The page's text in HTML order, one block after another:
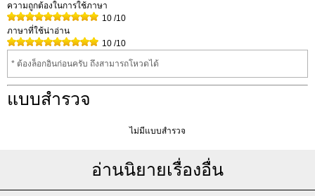
ความถูกต้องในการใช้ภาษา
10 /10
ภาษาที่ใช้น่าอ่าน
10 /10
* ต้องล็อกอินก่อนครับ ถึงสามารถโหวดได้
แบบสำรวจ
ไม่มีแบบสำรวจ
อ่านนิยายเรื่องอื่น